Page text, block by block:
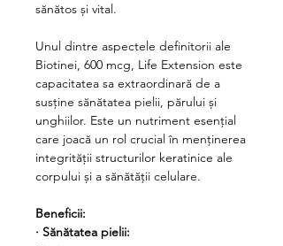
sănătos și vital.
Unul dintre aspectele definitorii ale
Biotinei, 600 mcg, Life Extension este
capacitatea sa extraordinară de a
susține sănătatea pielii, părului și
unghiilor. Este un nutriment esențial
care joacă un rol crucial în menținerea
integrității structurilor keratinice ale
corpului și a sănătății celulare.
Beneficii:
· Sănătatea pielii: